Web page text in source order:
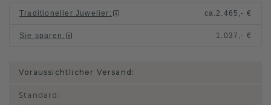
Traditioneller Juwelier : ca.2.465,- €
Sie sparen : 1.037,- €
Voraussichtlicher Versand:
Standard :